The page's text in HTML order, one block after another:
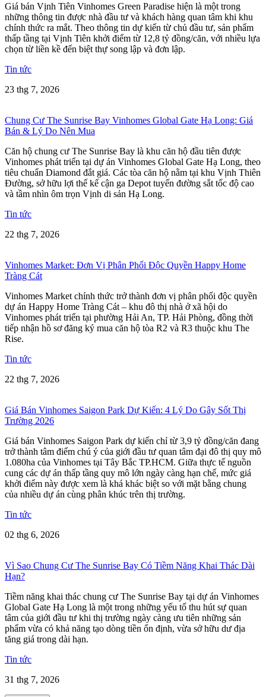
Giá bán Vịnh Tiên Vinhomes Green Paradise hiện là một trong
những thông tin được nhà đầu tư và khách hàng quan tâm khi khu
chính thức ra mắt. Theo thông tin dự kiến từ chủ đầu tư, sản phẩm
thấp tầng tại Vịnh Tiên khởi điểm từ 12,8 tỷ đồng/căn, với nhiều lựa
chọn từ liền kề đến biệt thự song lập và đơn lập.
Tin tức
23 thg 7, 2026
Chung Cư The Sunrise Bay Vinhomes Global Gate Hạ Long: Giá
Bán & Lý Do Nên Mua
Căn hộ chung cư The Sunrise Bay là khu căn hộ đầu tiên được
Vinhomes phát triển tại dự án Vinhomes Global Gate Hạ Long, theo
tiêu chuẩn Diamond đắt giá. Các tòa căn hộ nằm tại khu Vịnh Thiên
Đường, sở hữu lợi thế kế cận ga Depot tuyến đường sắt tốc độ cao
và tầm nhìn ôm trọn Vịnh di sản Hạ Long.
Tin tức
22 thg 7, 2026
Vinhomes Market: Đơn Vị Phân Phối Độc Quyền Happy Home
Tràng Cát
Vinhomes Market chính thức trở thành đơn vị phân phối độc quyền
dự án Happy Home Tràng Cát – khu đô thị nhà ở xã hội do
Vinhomes phát triển tại phường Hải An, TP. Hải Phòng, đồng thời
tiếp nhận hồ sơ đăng ký mua căn hộ tòa R2 và R3 thuộc khu The
Rise.
Tin tức
22 thg 7, 2026
Giá Bán Vinhomes Saigon Park Dự Kiến: 4 Lý Do Gây Sốt Thị
Trường 2026
Giá bán Vinhomes Saigon Park dự kiến chỉ từ 3,9 tỷ đồng/căn đang
trở thành tâm điểm chú ý của giới đầu tư quan tâm đại đô thị quy mô
1.080ha của Vinhomes tại Tây Bắc TP.HCM. Giữa thực tế nguồn
cung các dự án thấp tầng quy mô lớn ngày càng hạn chế, mức giá
khởi điểm này được xem là khá khác biệt so với mặt bằng chung
của nhiều dự án cùng phân khúc trên thị trường.
Tin tức
02 thg 6, 2026
Vì Sao Chung Cư The Sunrise Bay Có Tiềm Năng Khai Thác Dài
Hạn?
Tiềm năng khai thác chung cư The Sunrise Bay tại dự án Vinhomes
Global Gate Hạ Long là một trong những yếu tố thu hút sự quan
tâm của giới đầu tư khi thị trường ngày càng ưu tiên những sản
phẩm vừa có khả năng tạo dòng tiền ổn định, vừa sở hữu dư địa
tăng giá trong dài hạn.
Tin tức
31 thg 7, 2026